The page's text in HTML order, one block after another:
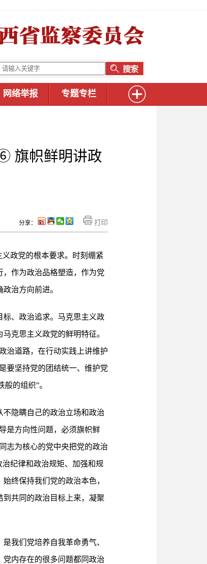
网络举报 专题专栏
旗帜鲜明讲政
打印
分享：
政党的根本要求。时刻绷紧
作为政治品格塑造，作为党
治方向前进。
、政治追求。马克思主义政
克思主义政党的鲜明特征。
治道路，在行动实践上讲维护
要坚持党的团结统一、维护党
的组织”。
隐瞒自己的政治立场和政治
是方向性问题，必须旗帜鲜
志为核心的党中央把党的政治
纪律和政治规矩、加强和规
终保持我们党的政治本色，
共同的政治目标上来，凝聚
我们党培养自我革命勇气、
内存在的很多问题都同政治